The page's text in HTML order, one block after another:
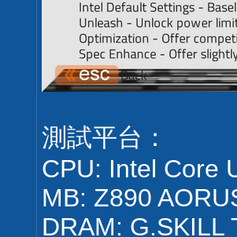
測試平台：
CPU: Intel Core
MB: Z890
DRAM: G.SKILL